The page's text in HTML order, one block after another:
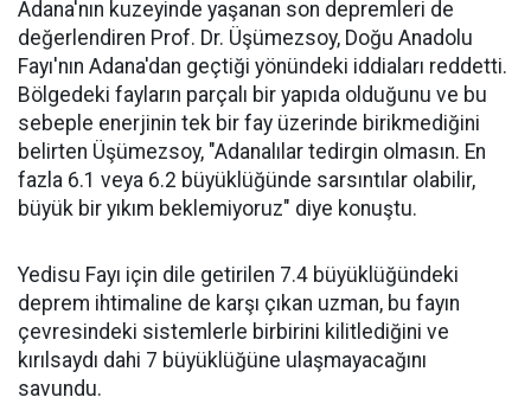
Adana'nın kuzeyinde yaşanan son depremleri de
değerlendiren Prof. Dr. Üşümezsoy, Doğu Anadolu
Fayı'nın Adana'dan geçtiği yönündeki iddiaları reddetti.
Bölgedeki fayların parçalı bir yapıda olduğunu ve bu
sebeple enerjinin tek bir fay üzerinde birikmediğini
belirten Üşümezsoy, "Adanalılar tedirgin olmasın. En
fazla 6.1 veya 6.2 büyüklüğünde sarsıntılar olabilir,
büyük bir yıkım beklemiyoruz" diye konuştu.
Yedisu Fayı için dile getirilen 7.4 büyüklüğündeki
deprem ihtimaline de karşı çıkan uzman, bu fayın
çevresindeki sistemlerle birbirini kilitlediğini ve
kırılsaydı dahi 7 büyüklüğüne ulaşmayacağını
savundu.